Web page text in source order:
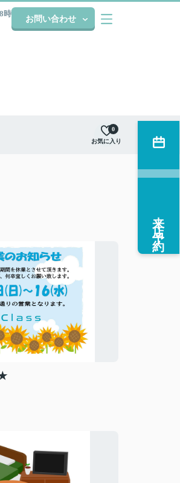
時
お問い合わせ
お気に入り
0
来店予約